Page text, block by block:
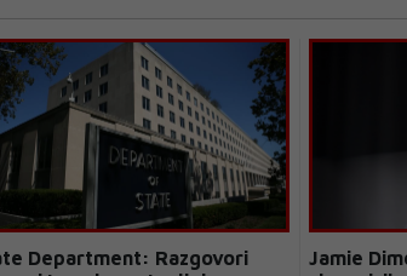
Department: Razgovori
Jamie